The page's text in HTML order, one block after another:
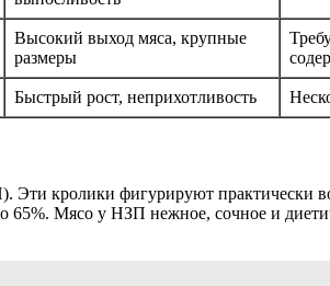
Высокий выход мяса, крупные
размеры
Быстрый рост, неприхотливость
кролики фигурируют практически
65%. Мясо у НЗП нежное, сочное и